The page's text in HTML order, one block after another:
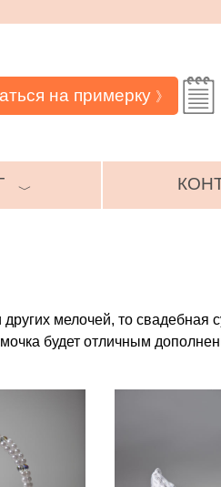
на примерку 》
﹀
мелочей, то свадебная
будет отличным